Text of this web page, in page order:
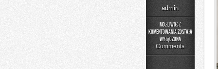
admin
Możliwość
komentowania
Poradnik
Rodzica
została
wyłączona
Comments